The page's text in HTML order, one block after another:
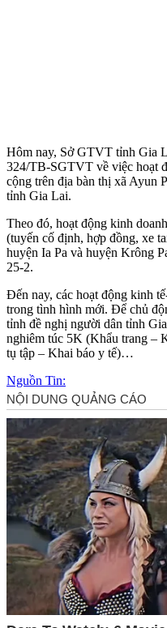
Hôm nay, Sở GTVT tỉnh Gia
324/TB-SGTVT về việc hoạt
cộng trên địa bàn thị xã Ayun
tỉnh Gia Lai.
Theo đó, hoạt động kinh
(tuyến cố định, hợp đồng, xe
huyện Ia Pa và huyện Krông
25-2.
Đến nay, các hoạt động kinh
trong tình hình mới. Để chủ
tỉnh đề nghị người dân tỉnh
nghiêm túc 5K (Khẩu trang –
tụ tập – Khai báo y tế)…
Nguồn Tin: